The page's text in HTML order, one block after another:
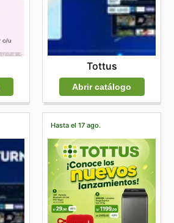
Tottus
Abrir catálogo
Hasta el 17 ago.